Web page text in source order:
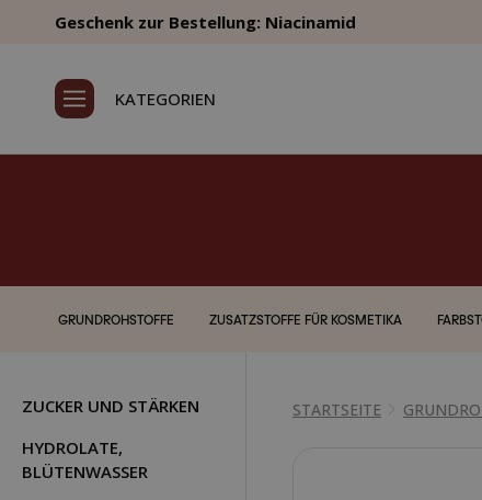
Geschenk zur Bestellung: Niacinamid
KATEGORIEN
GRUNDROHSTOFFE ZUSATZSTOFFE FÜR KOSMETIKA
ZUCKER UND STÄRKEN
HYDROLATE,
BLÜTENWASSER
STARTSEITE